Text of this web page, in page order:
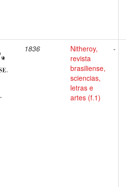
1836
Nitheroy,
revista
brasiliense,
sciencias,
letras e
artes (f.1)
-